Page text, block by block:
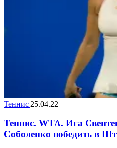
Теннис 25.04.22
Теннис. WTA. Ига
Соболенко победить в